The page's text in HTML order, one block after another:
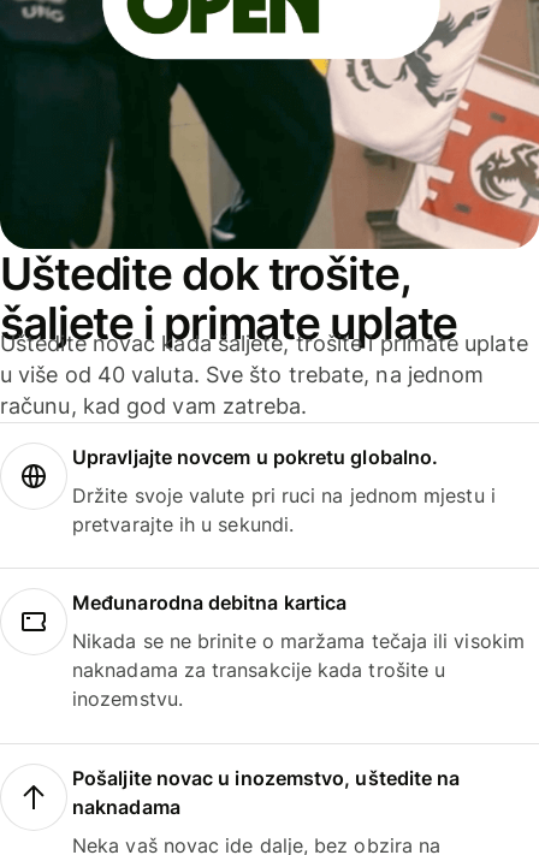
Uštedite dok trošite,
šaljete i primate uplate
Uštedite novac kada šaljete, trošite i primate uplate
u više od 40 valuta. Sve što trebate, na jednom
računu, kad god vam zatreba.
Upravljajte novcem u pokretu globalno.
Držite svoje valute pri ruci na jednom mjestu i
pretvarajte ih u sekundi.
Međunarodna debitna kartica
Nikada se ne brinite o maržama tečaja ili visokim
naknadama za transakcije kada trošite u
inozemstvu.
Pošaljite novac u inozemstvo, uštedite na
naknadama
Neka vaš novac ide dalje, bez obzira na